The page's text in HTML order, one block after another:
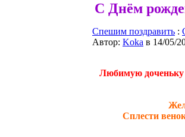
С Днём
Спешим поздравить :
Автор: Koka в 14/05/
Любимую доченьку
Сплести